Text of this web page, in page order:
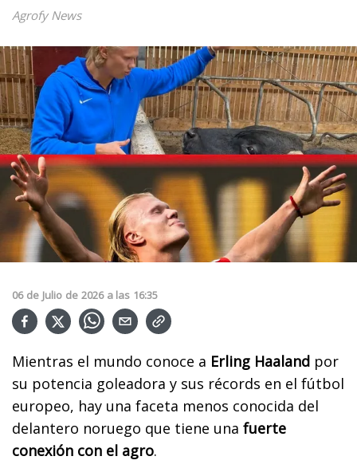
Agrofy News
06 de Julio de 2026 a las 16:35
Mientras el mundo conoce a Erling Haaland por
su potencia goleadora y sus récords en el fútbol
europeo, hay una faceta menos conocida del
delantero noruego que tiene una fuerte
conexión con el agro.